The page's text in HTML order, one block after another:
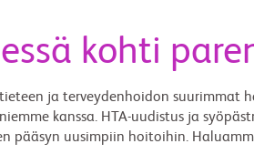
kohti
ja terveydenhoidon suurimmat
kanssa. HTA-uudistus ja
pääsyn uusimpiin hoitoihin.